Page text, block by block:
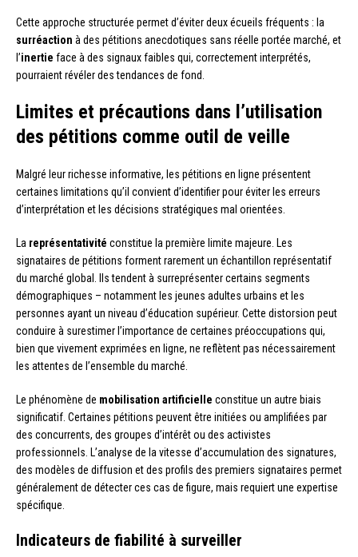
Cette approche structurée permet d’éviter deux écueils fréquents : la
surréaction à des pétitions anecdotiques sans réelle portée marché, et
l’inertie face à des signaux faibles qui, correctement interprétés,
pourraient révéler des tendances de fond.
Limites et précautions dans l’utilisation
des pétitions comme outil de veille
Malgré leur richesse informative, les pétitions en ligne présentent
certaines limitations qu’il convient d’identifier pour éviter les erreurs
d’interprétation et les décisions stratégiques mal orientées.
La représentativité constitue la première limite majeure. Les
signataires de pétitions forment rarement un échantillon représentatif
du marché global. Ils tendent à surreprésenter certains segments
démographiques – notamment les jeunes adultes urbains et les
personnes ayant un niveau d’éducation supérieur. Cette distorsion peut
conduire à surestimer l’importance de certaines préoccupations qui,
bien que vivement exprimées en ligne, ne reflètent pas nécessairement
les attentes de l’ensemble du marché.
Le phénomène de mobilisation artificielle constitue un autre biais
significatif. Certaines pétitions peuvent être initiées ou amplifiées par
des concurrents, des groupes d’intérêt ou des activistes
professionnels. L’analyse de la vitesse d’accumulation des signatures,
des modèles de diffusion et des profils des premiers signataires permet
généralement de détecter ces cas de figure, mais requiert une expertise
spécifique.
Indicateurs de fiabilité à surveiller